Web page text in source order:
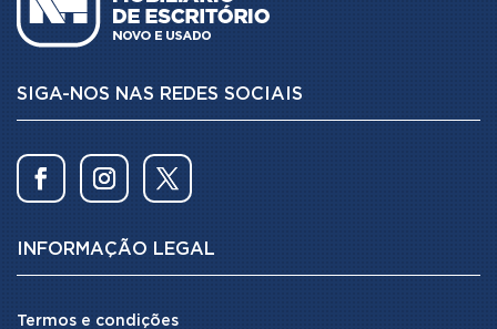
SIGA-NOS NAS REDES SOCIAIS
INFORMAÇÃO LEGAL
Termos e condições